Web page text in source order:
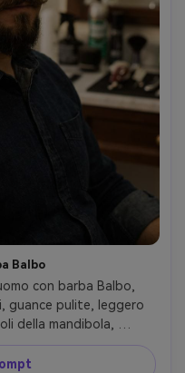
Balbo
con barba Balbo,
guance pulite, leggero
della mandibola,
calda con riempimento
capelli realistica e